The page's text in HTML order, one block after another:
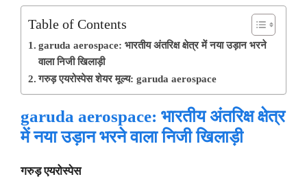
Table of Contents
garuda aerospace: भारतीय अंतरिक्ष क्षेत्र में नया उड़ान भरने
वाला निजी खिलाड़ी
गरुड़ एयरोस्पेस शेयर मूल्य: garuda aerospace
garuda aerospace: भारतीय अंतरिक्ष क्षेत्र
में नया उड़ान भरने वाला निजी खिलाड़ी
गरुड़ एयरोस्पेस